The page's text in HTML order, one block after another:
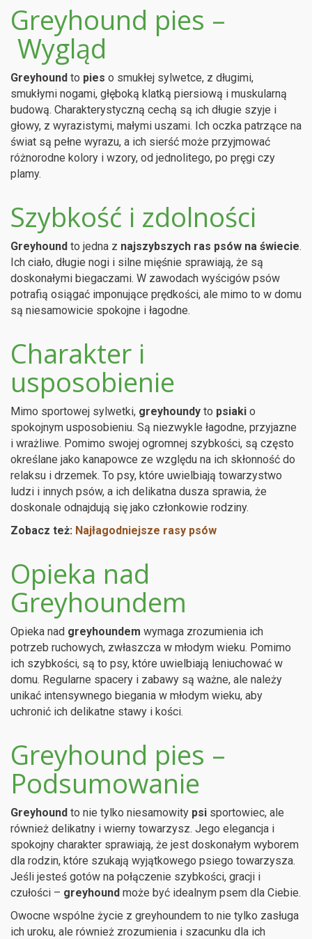
Greyhound pies –
Wygląd
Greyhound to pies o smukłej sylwetce, z długimi,
smukłymi nogami, głęboką klatką piersiową i muskularną
budową. Charakterystyczną cechą są ich długie szyje i
głowy, z wyrazistymi, małymi uszami. Ich oczka patrzące na
świat są pełne wyrazu, a ich sierść może przyjmować
różnorodne kolory i wzory, od jednolitego, po pręgi czy
plamy.
Szybkość i zdolności
Greyhound to jedna z najszybszych ras psów na świecie.
Ich ciało, długie nogi i silne mięśnie sprawiają, że są
doskonałymi biegaczami. W zawodach wyścigów psów
potrafią osiągać imponujące prędkości, ale mimo to w domu
są niesamowicie spokojne i łagodne.
Charakter i
usposobienie
Mimo sportowej sylwetki, greyhoundy to psiaki o
spokojnym usposobieniu. Są niezwykle łagodne, przyjazne
i wrażliwe. Pomimo swojej ogromnej szybkości, są często
określane jako kanapowce ze względu na ich skłonność do
relaksu i drzemek. To psy, które uwielbiają towarzystwo
ludzi i innych psów, a ich delikatna dusza sprawia, że
doskonale odnajdują się jako członkowie rodziny.
Zobacz też: Najłagodniejsze rasy psów
Opieka nad
Greyhoundem
Opieka nad greyhoundem wymaga zrozumienia ich
potrzeb ruchowych, zwłaszcza w młodym wieku. Pomimo
ich szybkości, są to psy, które uwielbiają leniuchować w
domu. Regularne spacery i zabawy są ważne, ale należy
unikać intensywnego biegania w młodym wieku, aby
uchronić ich delikatne stawy i kości.
Greyhound pies –
Podsumowanie
Greyhound to nie tylko niesamowity psi sportowiec, ale
również delikatny i wierny towarzysz. Jego elegancja i
spokojny charakter sprawiają, że jest doskonałym wyborem
dla rodzin, które szukają wyjątkowego psiego towarzysza.
Jeśli jesteś gotów na połączenie szybkości, gracji i
czułości – greyhound może być idealnym psem dla Ciebie.
Owocne wspólne życie z greyhoundem to nie tylko zasługa
ich uroku, ale również zrozumienia i szacunku dla ich